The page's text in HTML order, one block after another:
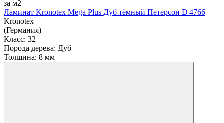
за м2
Ламинат Kronotex Mega Plus Дуб тёмный Петерсон D 4766
Kronotex
(Германия)
Класс: 32
Порода дерева: Дуб
Толщина: 8 мм